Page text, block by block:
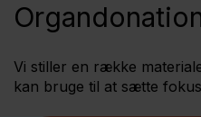
Vi stiller en række
kan bruge til at sætte